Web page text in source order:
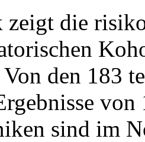
zeigt die
den 183
sind im